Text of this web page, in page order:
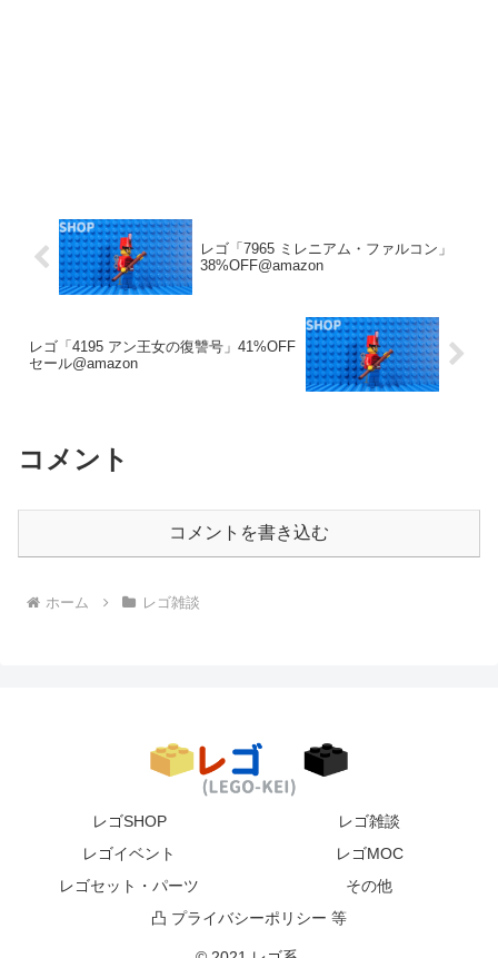
レゴ「7965 ミレニアム・ファルコン」
38%OFF@amazon
レゴ「4195 アン王女の復讐号」41%OFF
セール@amazon
コメント
コメントを書き込む
ホーム レゴ雑談
レゴSHOP
レゴ雑談
レゴイベント
レゴMOC
レゴセット・パーツ
その他
凸 プライバシーポリシー 等